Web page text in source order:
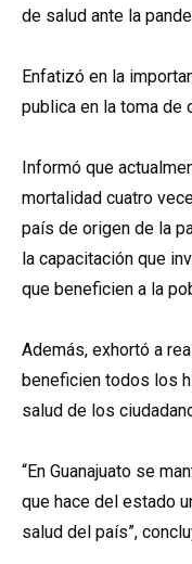
de salud ante la
Enfatizó en la
publica en la toma de
Informó que
mortalidad cuatro
país de origen de la
la capacitación que
que beneficien a la
Además, exhortó a
beneficien todos los
salud de los
“En Guanajuato se
que hace del estado
salud del país”,